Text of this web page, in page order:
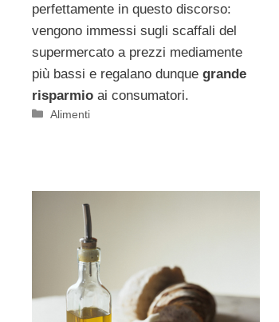
perfettamente in questo discorso:
vengono immessi sugli scaffali del
supermercato a prezzi mediamente
più bassi e regalano dunque grande
risparmio ai consumatori.
Categorie
Alimenti